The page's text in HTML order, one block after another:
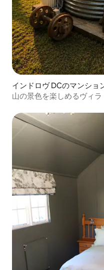
インドロヴ DCのマンショ
山の景色を楽しめるヴィ